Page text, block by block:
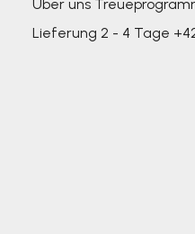
Über uns
Lieferung 2 - 4 Tage